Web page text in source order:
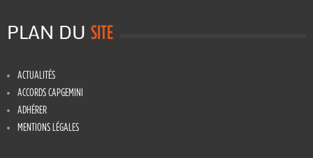
PLAN DU SITE
ACTUALITÉS
ACCORDS CAPGEMINI
ADHÉRER
MENTIONS LÉGALES